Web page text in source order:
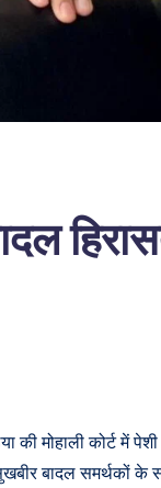
की मोहाली कोर्ट में
बादल समर्थकों के